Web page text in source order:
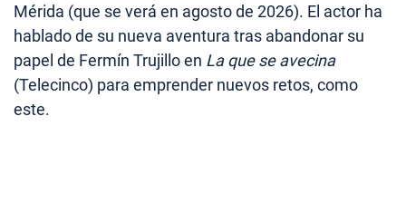
Mérida (que se verá en agosto de 2026). El actor ha
hablado de su nueva aventura tras abandonar su
papel de Fermín Trujillo en La que se avecina
(Telecinco) para emprender nuevos retos, como
este.